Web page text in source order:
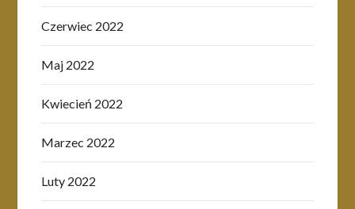
Czerwiec 2022
Maj 2022
Kwiecień 2022
Marzec 2022
Luty 2022